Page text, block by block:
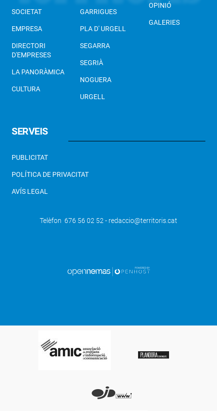
Albert Font-Tarrés guanyador del
Premi Josep Pallach de periodisme
educatiu
SOCIETAT
EMPRESA
DIRECTORI
D'EMPRESES
LA PANORÀMICA
CULTURA
GARRIGUES
PLA D' URGELL
SEGARRA
SEGRIÀ
NOGUERA
URGELL
OPINIÓ
GALERIES
SERVEIS
PUBLICITAT
POLÍTICA DE PRIVACITAT
AVÍS LEGAL
Telèfon 676 56 02 52 - redaccio@territoris.cat